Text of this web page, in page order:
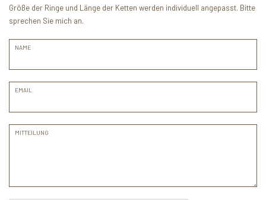
Größe der Ringe und Länge der Ketten werden individuell angepasst. Bitte
sprechen Sie mich an.
NAME
EMAIL
MITTEILUNG